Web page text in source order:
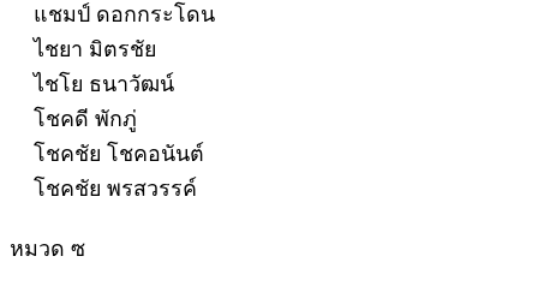
แชมป์ ดอกกระโดน
ไชยา มิตรชัย
ไชโย ธนาวัฒน์
โชคดี พักภู่
โชคชัย โชคอนันต์
โชคชัย พรสวรรค์
หมวด ซ